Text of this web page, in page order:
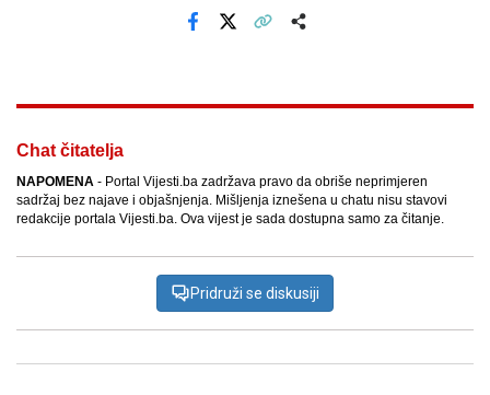
Facebook
Chat čitatelja
NAPOMENA - Portal Vijesti.ba zadržava pravo da obriše neprimjeren
sadržaj bez najave i objašnjenja. Mišljenja iznešena u chatu nisu stavovi
redakcije portala Vijesti.ba. Ova vijest je sada dostupna samo za čitanje.
Pridruži se diskusiji